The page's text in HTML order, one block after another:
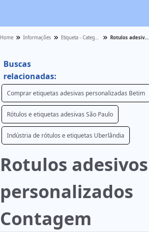
Home Informações Etiqueta - Categoria Rotulos adesivos personalizados Contagem
Buscas
relacionadas:
Comprar etiquetas adesivas personalizadas Betim
Rótulos e etiquetas adesivas São Paulo
Indústria de rótulos e etiquetas Uberlândia
Rotulos adesivos
personalizados
Contagem